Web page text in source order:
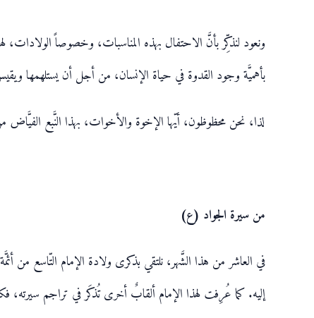
ونعود لنذكِّر بأنَّ الاحتفال بهذه المناسبات، وخصوصاً الولادات،
بأهميَّة وجود القدوة في حياة الإنسان، من أجل أن يستلهمها
لذا، نحن محظوظون، أيّها الإخوة والأخوات، بهذا النَّبع
من سيرة الجواد (ع)
في العاشر من هذا الشَّهر، نلتقي بذكرى ولادة الإمام التّاسع
إليه. كما عُرِفت لهذا الإمام ألقابٌ أخرى تُذكَر في تراجم سيرته،